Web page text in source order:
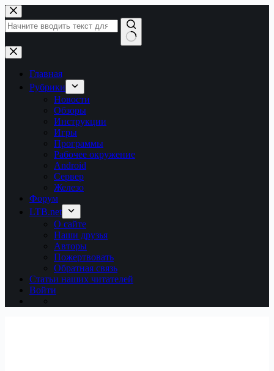
Перейти
к
сути
Ничего
не
найденоГлавная
Рубрики
Новости
Обзоры
Инструкции
Игры
Программы
Рабочее окружение
Android
Сервер
Железо
Форум
LTB.net
О сайте
Наши друзья
Авторы
Пожертвовать
Обратная связь
Статьи наших читателей
Войти